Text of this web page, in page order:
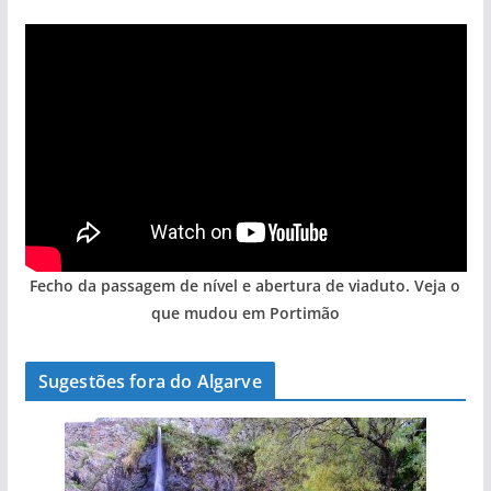
Fecho da passagem de nível e abertura de viaduto. Veja o
que mudou em Portimão
Sugestões fora do Algarve